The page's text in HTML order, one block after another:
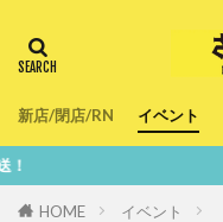
新店/閉店/RN イベント
HOME イベント